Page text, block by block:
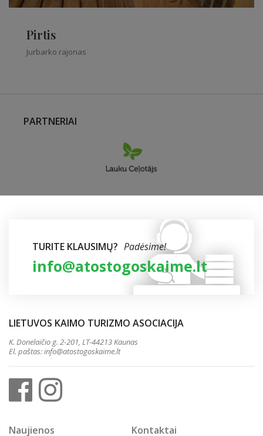
Pirtis
Jurbarko rajonas
PARTNERIAI
TURITE KLAUSIMŲ? Padėsime!
info@atostogoskaime.lt
LIETUVOS KAIMO TURIZMO ASOCIACIJA
K. Donelaičio g. 2-201, LT-44213 Kaunas
El. paštas:info@atostogoskaime.lt
Naujienos Kontaktai